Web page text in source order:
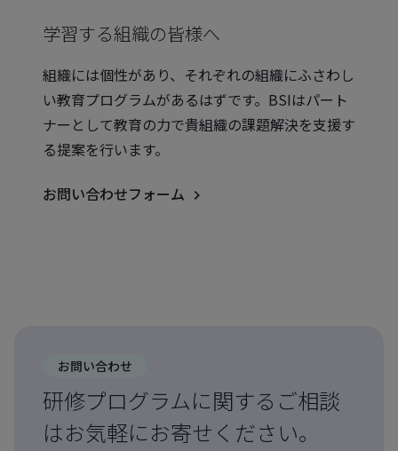
学習する組織の皆様へ
組織には個性があり、それぞれの組織にふさわし
い教育プログラムがあるはずです。BSIはパート
ナーとして教育の力で貴組織の課題解決を支援す
る提案を行います。
お問い合わせフォーム
お問い合わせ
研修プログラムに関するご相談
はお気軽にお寄せください。